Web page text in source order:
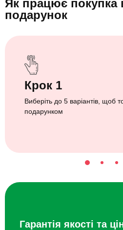
Як працює покупка
подарунок
Крок 1
Виберіть до 5 варіантів, щоб
подарунком
Гарантія якості та